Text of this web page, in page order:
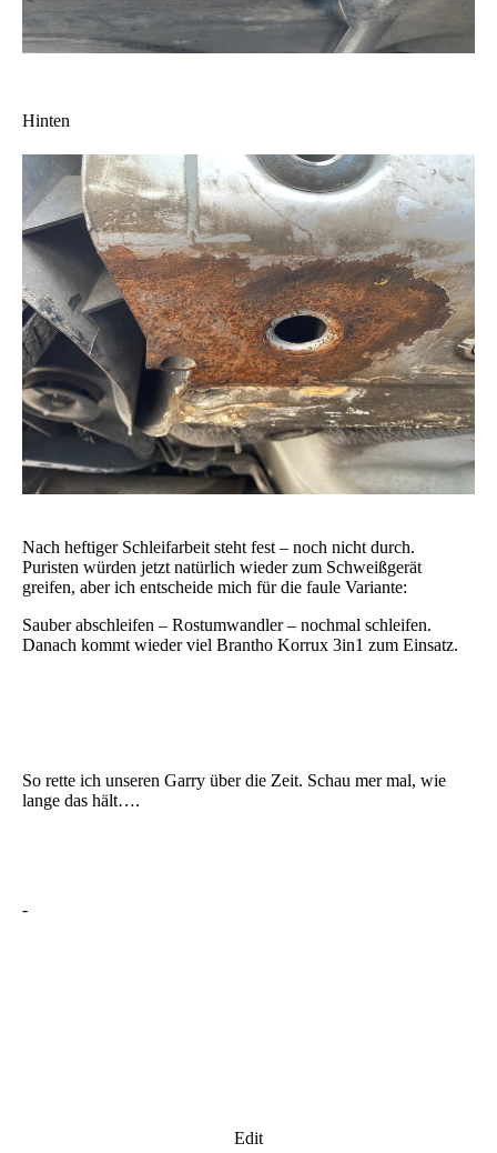
Hinten
Nach heftiger Schleifarbeit steht fest – noch nicht durch.
Puristen würden jetzt natürlich wieder zum Schweißgerät
greifen, aber ich entscheide mich für die faule Variante:
Sauber abschleifen – Rostumwandler – nochmal schleifen.
Danach kommt wieder viel Brantho Korrux 3in1 zum Einsatz.
So rette ich unseren Garry über die Zeit. Schau mer mal, wie
lange das hält….
-
Edit